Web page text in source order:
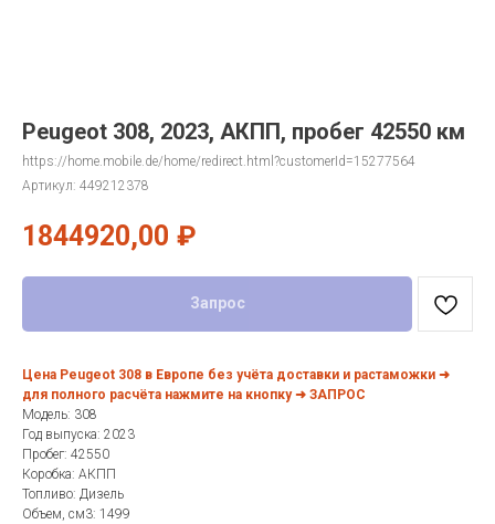
Peugeot 308, 2023, АКПП, пробег 42550 км
https://home.mobile.de/home/redirect.html?customerId=15277564
Артикул: 449212378
1844920,00 ₽
Запрос
Цена Peugeot 308 в Европе без учёта доставки и растаможки ➜
для полного расчёта нажмите на кнопку ➜ ЗАПРОС
Модель: 308
Год выпуска: 2023
Пробег: 42550
Коробка: АКПП
Топливо: Дизель
Объем, см3: 1499